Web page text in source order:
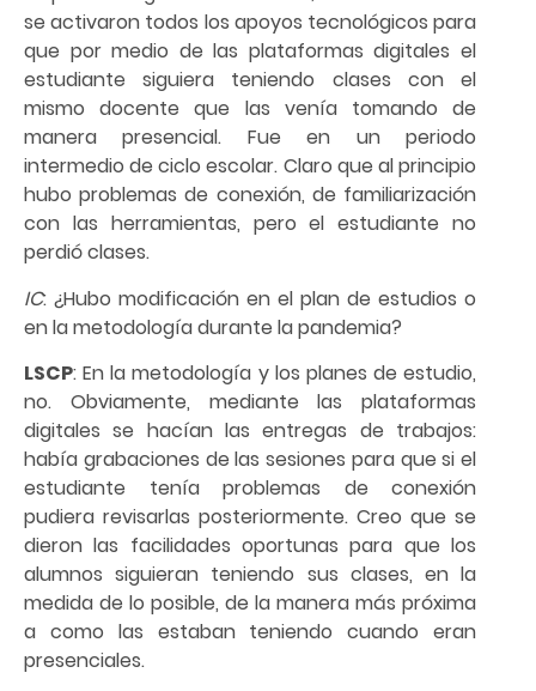
se activaron todos los apoyos tecnológicos para
que por medio de las plataformas digitales el
estudiante siguiera teniendo clases con el
mismo docente que las venía tomando de
manera presencial. Fue en un periodo
intermedio de ciclo escolar. Claro que al principio
hubo problemas de conexión, de familiarización
con las herramientas, pero el estudiante no
perdió clases.
IC: ¿Hubo modificación en el plan de estudios o
en la metodología durante la pandemia?
LSCP: En la metodología y los planes de estudio,
no. Obviamente, mediante las plataformas
digitales se hacían las entregas de trabajos:
había grabaciones de las sesiones para que si el
estudiante tenía problemas de conexión
pudiera revisarlas posteriormente. Creo que se
dieron las facilidades oportunas para que los
alumnos siguieran teniendo sus clases, en la
medida de lo posible, de la manera más próxima
a como las estaban teniendo cuando eran
presenciales.